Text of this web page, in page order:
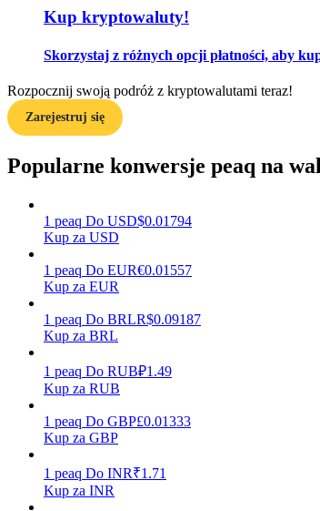
Przewodnik
Strategie handlowe
Dowiedz się, jak zachować rentowność
Kup kryptowaluty!
Skorzystaj z różnych opcji płatności, aby
Rozpocznij swoją podróż z kryptowalutami teraz!
Zarejestruj się
Popularne konwersje peaq na
1 peaq Do USD$0.01794
Kup za USD
1 peaq Do EUR€0.01557
Kup za EUR
1 peaq Do BRLR$0.09187
Kup za BRL
1 peaq Do RUB₽1.49
Kup za RUB
1 peaq Do GBP£0.01333
Kup za GBP
1 peaq Do INR₹1.71
Kup za INR